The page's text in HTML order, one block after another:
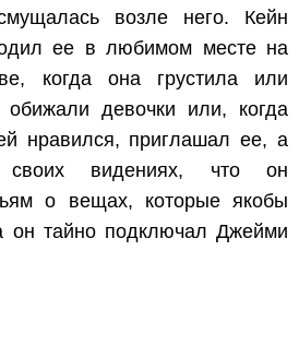
возле него. Кейн
ее в любимом месте на
когда она грустила или
обижали девочки или, когда
нравился, приглашал ее, а
видениях, что он
о вещах, которые якобы
он тайно подключал Джейми